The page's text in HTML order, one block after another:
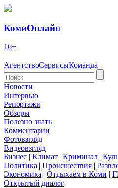
КомиОнлайн
16+
АгентствоСервисыКоманда
Новости
Интервью
Репортажи
Обзоры
Полезно знать
Комментарии
Фотовзгляд
Видеовзгляд
Бизнес | Климат | Криминал |
Политика | Происшествия |
Экономика | Отдыхаем в Коми |
Открытый диалог